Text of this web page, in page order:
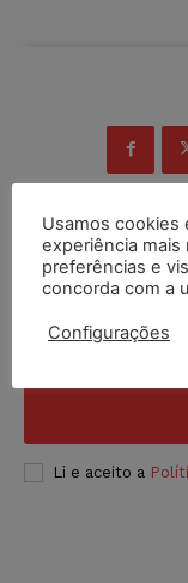
Inscreva-se
Li e aceito a
Usamos cookies
experiência mais
preferências e
concorda com a
Configurações